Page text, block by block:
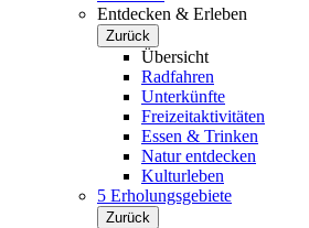
Entdecken & Erleben
Zurück
Übersicht
Radfahren
Unterkünfte
Freizeitaktivitäten
Essen & Trinken
Natur entdecken
Kulturleben
5 Erholungsgebiete
Zurück